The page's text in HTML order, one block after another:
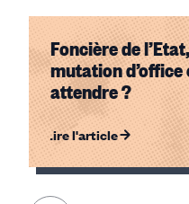
Foncière de
mutation d’office
attendre ?
Lire l'article